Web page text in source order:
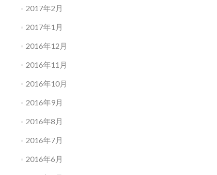
2017年2月
2017年1月
2016年12月
2016年11月
2016年10月
2016年9月
2016年8月
2016年7月
2016年6月